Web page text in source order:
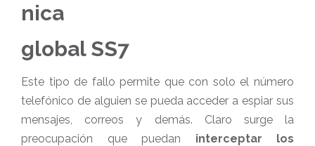
nica
global SS7
Este tipo de fallo permite que con solo el número
telefónico de alguien se pueda acceder a espiar sus
mensajes, correos y demás. Claro surge la
preocupación que puedan interceptar los